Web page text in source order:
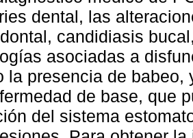
dental, las
candidiasis
asociadas a
la presencia de
de base, que
del sistema